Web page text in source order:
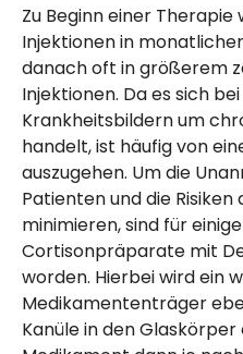
Zu Beginn einer
Injektionen in
danach oft in größerem
Injektionen. Da es sich
Krankheitsbildern um
handelt, ist häufig von
auszugehen. Um die
Patienten und die Risiken
minimieren, sind für
Cortisonpräparate mit
worden. Hierbei wird ein
Medikamententräger
Kanüle in den